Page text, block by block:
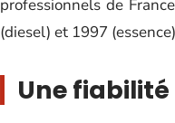
professionnels de
(diesel) et 1997
Une